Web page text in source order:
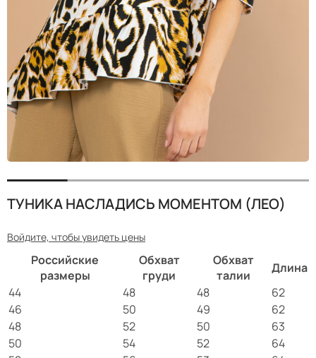
ТУНИКА НАСЛАДИСЬ МОМЕНТОМ (ЛЕО)
Войдите, чтобы увидеть цены
Российские
размеры
Обхват
груди
Обхват
талии
Длина
44
48 48
62
46
50 49
62
48
52 50
63
50
54 52
64